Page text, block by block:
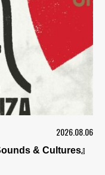
2026.08.06
& Cultures』